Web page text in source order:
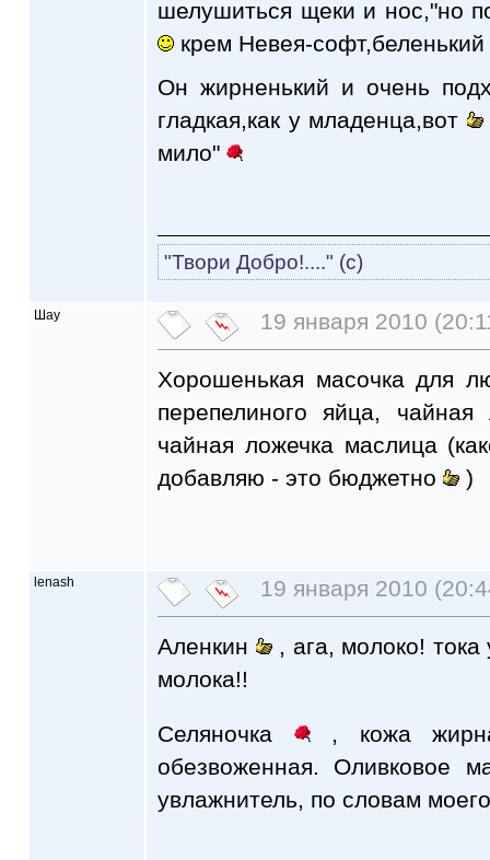
шелушиться щеки и нос,"но
крем Невея-софт,беленький
Он жирненький и очень
гладкая,как у младенца,вот
мило"
"Твори Добро!...." (с)
Шау 19 января 2010
Хорошенькая масочка для
перепелиного яйца,
чайная ложечка маслица
добавляю - это бюджетно
)
lenash 19 января 2010
Аленкин
, ага, молоко! тока
молока!!
Селяночка
, кожа
обезвоженная. Оливковое
увлажнитель, по словам